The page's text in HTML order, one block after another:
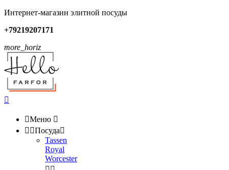
Интернет-магазин элитной посуды
+79219207171
more_horiz

Меню 
 Посуда
Tassen
Royal
Worcester